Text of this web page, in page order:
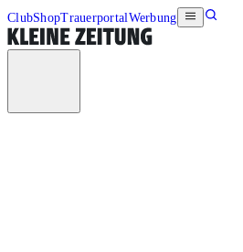
ClubShopTrauerportalWerbung